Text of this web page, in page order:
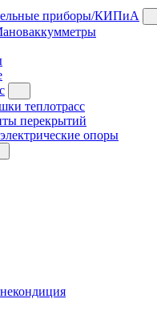
приборы/КИПиА
теплотрасс
перекрытий
опоры